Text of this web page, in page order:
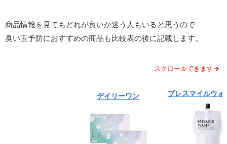
商品情報を見てもどれが良いか迷う人もいると思うので
臭い玉予防におすすめの商品も比較表の後に記載します。
スクロールできます
デイリーワン ブレスマイルウォ